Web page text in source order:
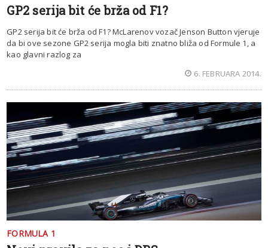
GP2 serija bit će brža od F1?
GP2 serija bit će brža od F1? McLarenov vozač Jenson Button vjeruje
da bi ove sezone GP2 serija mogla biti znatno bliža od Formule 1, a
kao glavni razlog za
6. FEBRUARA 2014.
FORMULA 1